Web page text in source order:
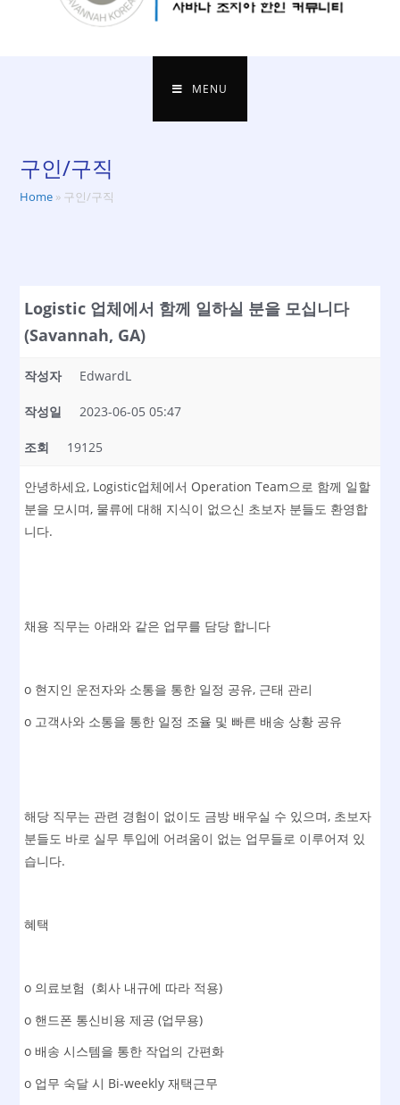
MENU
구인/구직
Home » 구인/구직
Logistic 업체에서 함께 일하실 분을 모십니다
(Savannah, GA)
작성자 EdwardL
작성일 2023-06-05 05:47
조회 19125
안녕하세요, Logistic업체에서 Operation Team으로 함께 일할
분을 모시며, 물류에 대해 지식이 없으신 초보자 분들도 환영합
니다.
채용 직무는 아래와 같은 업무를 담당 합니다
o 현지인 운전자와 소통을 통한 일정 공유, 근태 관리
o 고객사와 소통을 통한 일정 조율 및 빠른 배송 상황 공유
해당 직무는 관련 경험이 없이도 금방 배우실 수 있으며, 초보자
분들도 바로 실무 투입에 어려움이 없는 업무들로 이루어져 있
습니다.
혜택
o 의료보험 (회사 내규에 따라 적용)
o 핸드폰 통신비용 제공 (업무용)
o 배송 시스템을 통한 작업의 간편화
o 업무 숙달 시 Bi-weekly 재택근무